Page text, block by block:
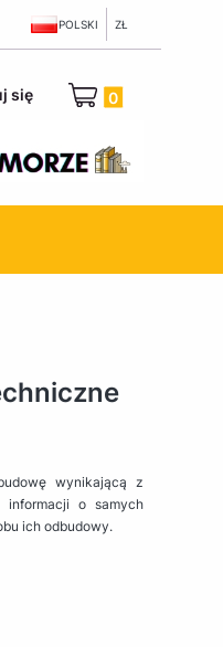
POLSKI ZŁ
się Produkty w
wynikającą z
informacji o samych
ich odbudowy.